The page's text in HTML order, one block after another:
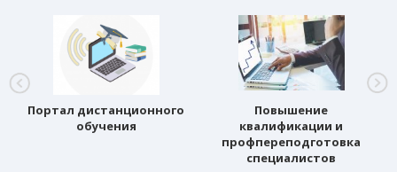
Портал дистанционного
обучения
Повышение
квалификации и
профпереподготовка
специалистов